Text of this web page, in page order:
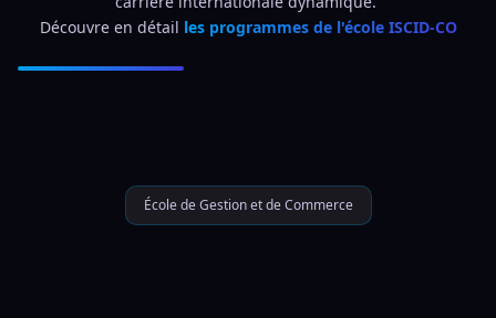
Découvre en détail les programmes de l'école ISCID-CO
École de Gestion et de Commerce